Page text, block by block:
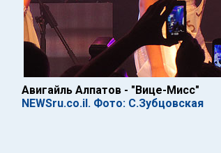
Авигайль Алпатов - "Вице-Мисс"
NEWSru.co.il. Фото: С.Зубцовская